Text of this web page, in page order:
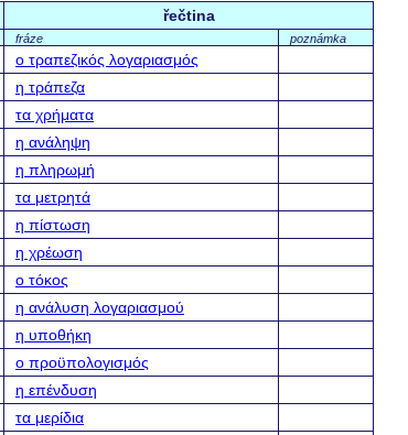
řečtina
fráze poznámka
ο τραπεζικός λογαριασμός
η τράπεζα
τα χρήματα
η ανάληψη
η πληρωμή
τα μετρητά
η πίστωση
η χρέωση
ο τόκος
η ανάλυση λογαριασμού
η υποθήκη
ο προϋπολογισμός
η επένδυση
τα μερίδια